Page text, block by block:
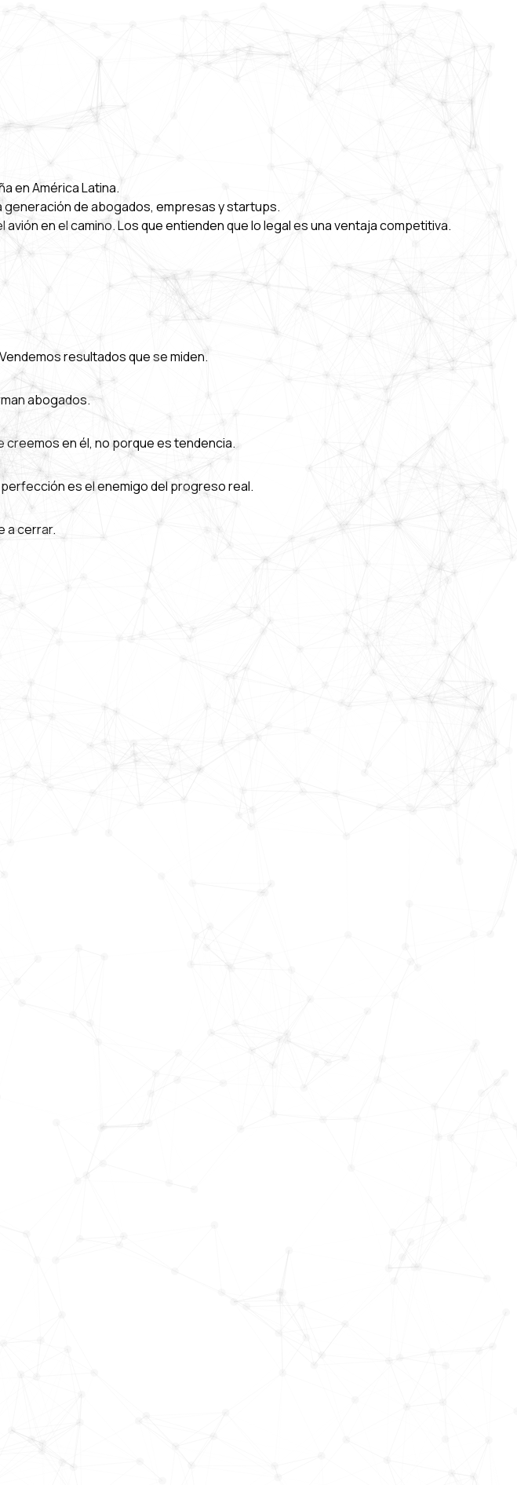
en América Latina.
de abogados, empresas y startups.
en el camino. Los que entienden que lo legal es una ventaja competitiva.
resultados que se miden.
abogados.
en él, no porque es tendencia.
es el enemigo del progreso real.
a cerrar.